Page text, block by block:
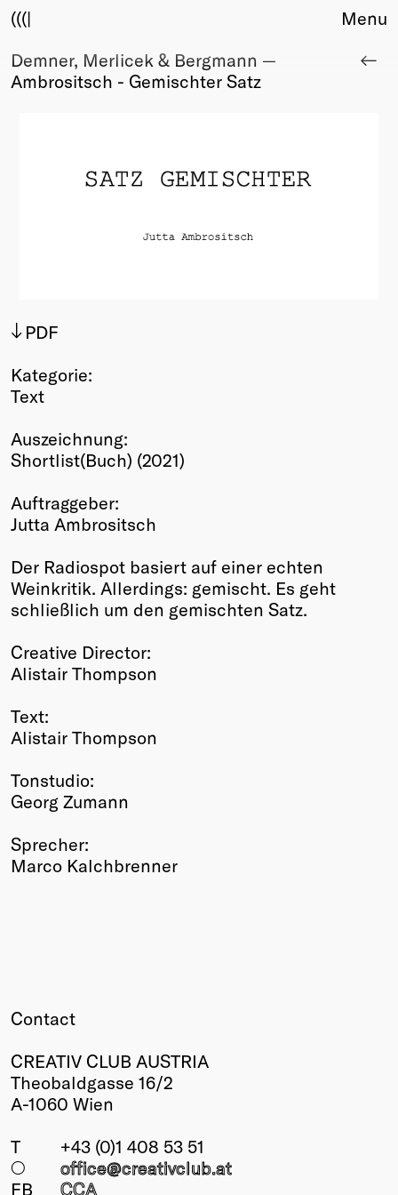
(((|
About
Club
Members
Friends of Creativity
2026
Past
Menu
Demner, Merlicek & Bergmann —
Ambrositsch - Gemischter Satz
PDF
Kategorie:
Text
Auszeichnung:
Shortlist(Buch) (2021)
Auftraggeber:
Jutta Ambrositsch
Der Radiospot basiert auf einer echten
Weinkritik. Allerdings: gemischt. Es geht
schließlich um den gemischten Satz.
Creative Director:
Alistair Thompson
Text:
Alistair Thompson
Tonstudio:
Georg Zumann
Sprecher:
Marco Kalchbrenner
Contact
CREATIV CLUB AUSTRIA
Theobaldgasse 16/2
A-1060 Wien
T
+43 (0)1 408 53 51
○
office@creativclub.at
FB
CCA